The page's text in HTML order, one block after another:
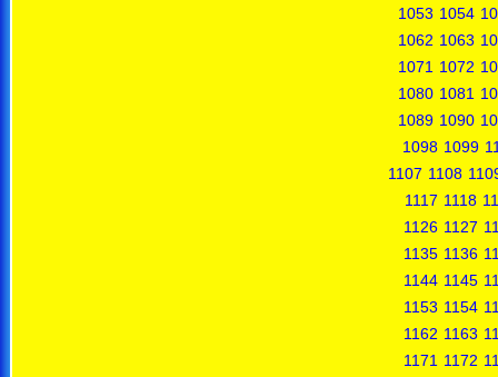
1053 1054
1062 1063
1071 1072
1080 1081
1089 1090
1098 1099
1107 1108
1117 1118
1126 1127
1135 1136
1144 1145
1153 1154
1162 1163
1171 1172